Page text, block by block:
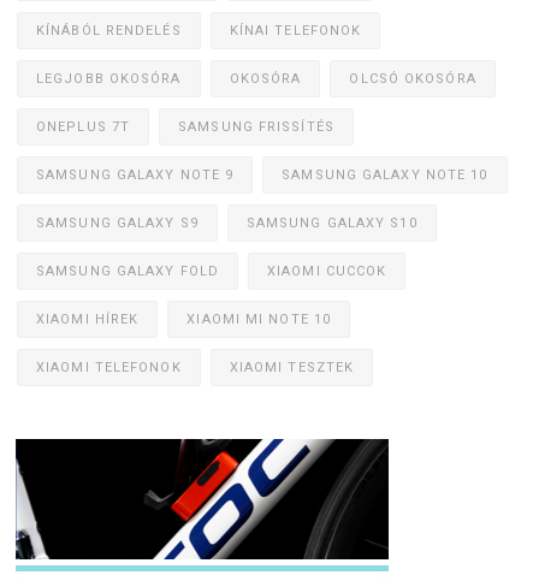
KÍNÁBÓL RENDELÉS KÍNAI TELEFONOK
LEGJOBB OKOSÓRA OKOSÓRA OLCSÓ OKOSÓRA
ONEPLUS 7T SAMSUNG FRISSÍTÉS
SAMSUNG GALAXY NOTE 9 SAMSUNG GALAXY NOTE 10
SAMSUNG GALAXY S9 SAMSUNG GALAXY S10
SAMSUNG GALAXY FOLD XIAOMI CUCCOK
XIAOMI HÍREK XIAOMI MI NOTE 10
XIAOMI TELEFONOK XIAOMI TESZTEK